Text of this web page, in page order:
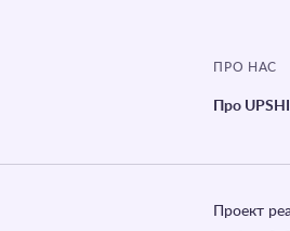
ПРО НАС
Про
Проект